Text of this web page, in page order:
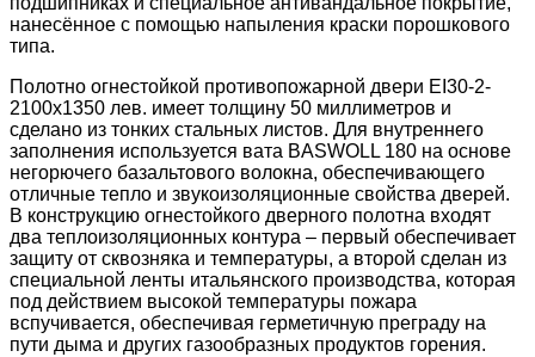
нанесённое с помощью напыления краски порошкового
типа.
Полотно огнестойкой противопожарной двери ЕІ30-2-
2100х1350 лев. имеет толщину 50 миллиметров и
сделано из тонких стальных листов. Для внутреннего
заполнения используется вата BASWOLL 180 на основе
негорючего базальтового волокна, обеспечивающего
отличные тепло и звукоизоляционные свойства дверей.
В конструкцию огнестойкого дверного полотна входят
два теплоизоляционных контура – первый обеспечивает
защиту от сквозняка и температуры, а второй сделан из
специальной ленты итальянского производства, которая
под действием высокой температуры пожара
вспучивается, обеспечивая герметичную преграду на
пути дыма и других газообразных продуктов горения.